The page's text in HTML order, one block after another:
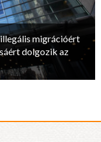
migrációért
dolgozik az